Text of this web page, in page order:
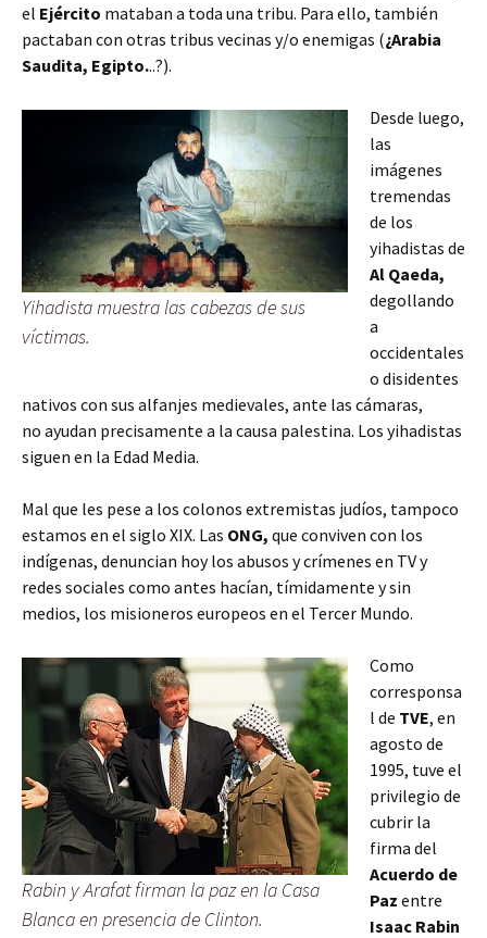
el Ejército mataban a toda una tribu. Para ello, también
pactaban con otras tribus vecinas y/o enemigas (¿Arabia
Saudita, Egipto...?).
Yihadista muestra las cabezas de sus
víctimas.
Desde luego,
las
imágenes
tremendas
de los
yihadistas de
Al Qaeda,
degollando
a
occidentales
o disidentes
nativos con sus alfanjes medievales, ante las cámaras,
no ayudan precisamente a la causa palestina. Los yihadistas
siguen en la Edad Media.
Mal que les pese a los colonos extremistas judíos, tampoco
estamos en el siglo XIX. Las ONG, que conviven con los
indígenas, denuncian hoy los abusos y crímenes en TV y
redes sociales como antes hacían, tímidamente y sin
medios, los misioneros europeos en el Tercer Mundo.
Rabin y Arafat firman la paz en la Casa
Blanca en presencia de Clinton.
Como
corresponsa
l de TVE, en
agosto de
1995, tuve el
privilegio de
cubrir la
firma del
Acuerdo de
Paz entre
Isaac Rabin